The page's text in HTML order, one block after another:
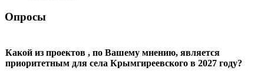
Опросы
Какой из проектов , по Вашему мнению, является
приоритетным для села Крымгиреевского в 2027 году?